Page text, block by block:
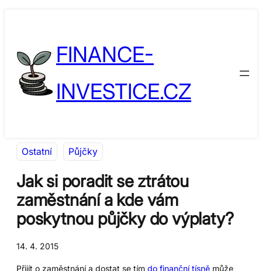
FINANCE-
INVESTICE.CZ
Ostatní Půjčky
Jak si poradit se ztrátou
zaměstnání a kde vám
poskytnou půjčky do výplaty?
14. 4. 2015
Přijít o zaměstnání a dostat se tím do finanční tísně může